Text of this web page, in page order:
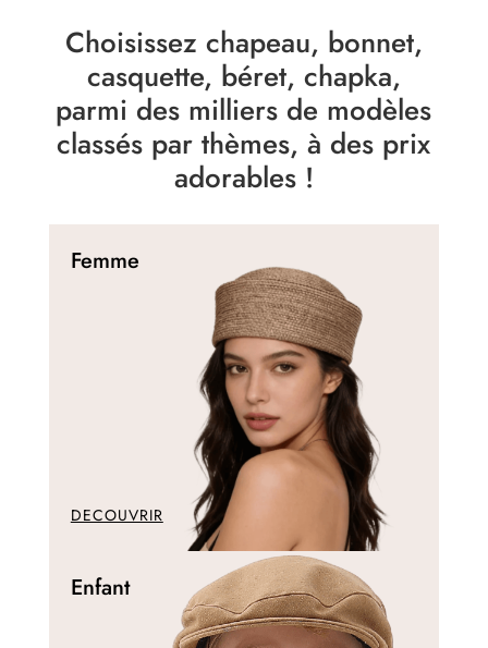
Choisissez chapeau, bonnet,
casquette, béret, chapka,
parmi des milliers de modèles
classés par thèmes, à des prix
adorables !
Femme
DECOUVRIR
Enfant